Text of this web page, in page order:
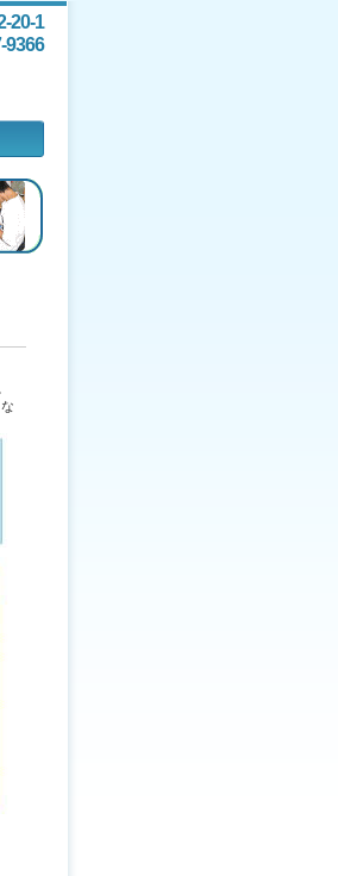
20-1
9366